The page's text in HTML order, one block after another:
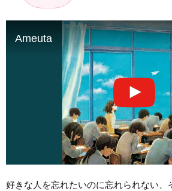
Ameuta
好きな人を忘れたいのに忘れられない、